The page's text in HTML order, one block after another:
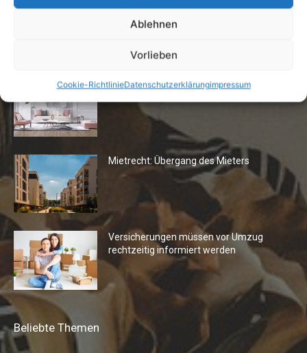
Ablehnen
Vorlieben
Cookie-RichtlinieDatenschutzerklärungimpressum
Die Redaktion empfiehlt
Fototapeten: Neuer Look fürs
Mietrecht: Übergang des Mieters
Versicherungen müssen vor Umzug
rechtzeitig informiert werden
Beliebte Themen